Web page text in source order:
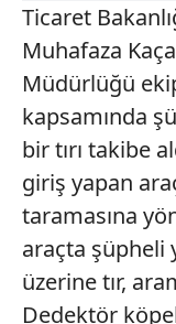
Ticaret
Muhafaza
Müdürlüğü
kapsamında
bir tırı takibe
giriş yapan
taramasına
araçta şüpheli
üzerine tır,
Dedektör